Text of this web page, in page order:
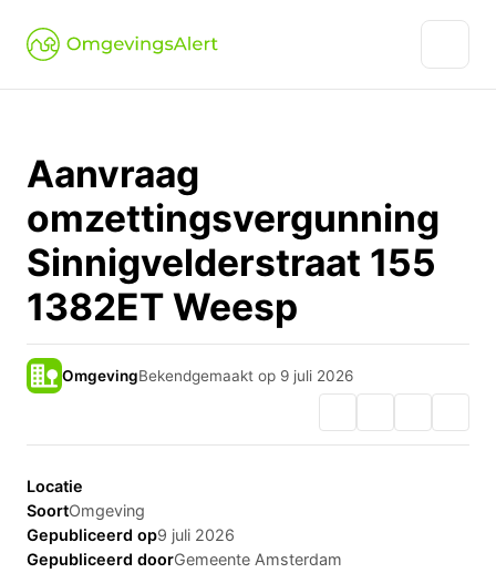
Aanvraag
omzettingsvergunning
Sinnigvelderstraat 155
1382ET Weesp
OmgevingBekendgemaakt op 9 juli 2026
Locatie
SoortOmgeving
Gepubliceerd op9 juli 2026
Gepubliceerd doorGemeente Amsterdam